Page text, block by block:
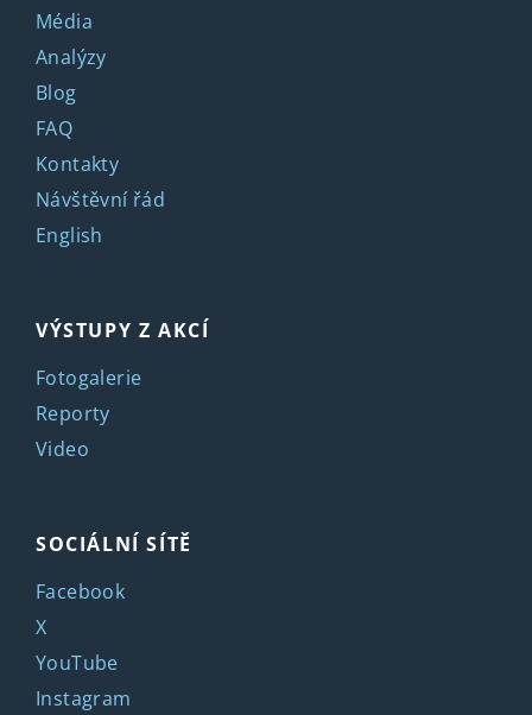
Média
Analýzy
Blog
FAQ
Kontakty
Návštěvní řád
English
VÝSTUPY Z AKCÍ
Fotogalerie
Reporty
Video
SOCIÁLNÍ SÍTĚ
Facebook
X
YouTube
Instagram